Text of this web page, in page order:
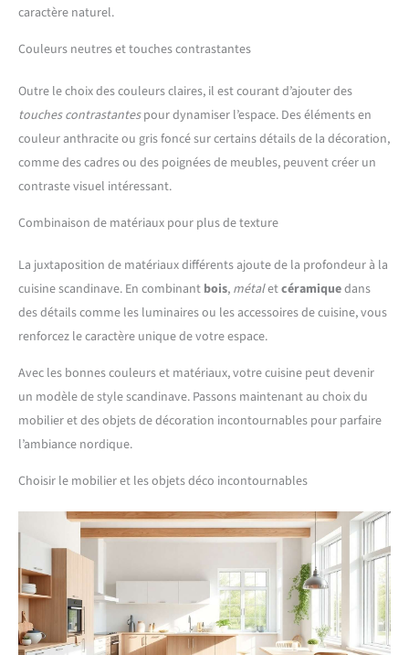
caractère naturel.
Couleurs neutres et touches contrastantes
Outre le choix des couleurs claires, il est courant d’ajouter des
touches contrastantespour dynamiser l’espace. Des éléments en
couleur anthracite ou gris foncé sur certains détails de la décoration,
comme des cadres ou des poignées de meubles, peuvent créer un
contraste visuel intéressant.
Combinaison de matériaux pour plus de texture
La juxtaposition de matériaux différents ajoute de la profondeur à la
cuisine scandinave. En combinant bois, métaletcéramiquedans
des détails comme les luminaires ou les accessoires de cuisine, vous
renforcez le caractère unique de votre espace.
Avec les bonnes couleurs et matériaux, votre cuisine peut devenir
un modèle de style scandinave. Passons maintenant au choix du
mobilier et des objets de décoration incontournables pour parfaire
l’ambiance nordique.
Choisir le mobilier et les objets déco incontournables